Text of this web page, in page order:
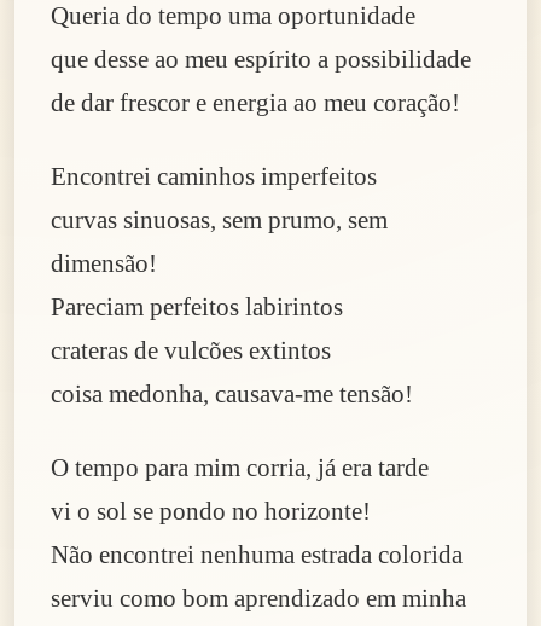
Queria do tempo uma oportunidade
que desse ao meu espírito a possibilidade
de dar frescor e energia ao meu coração!
Encontrei caminhos imperfeitos
curvas sinuosas, sem prumo, sem
dimensão!
Pareciam perfeitos labirintos
crateras de vulcões extintos
coisa medonha, causava-me tensão!
O tempo para mim corria, já era tarde
vi o sol se pondo no horizonte!
Não encontrei nenhuma estrada colorida
serviu como bom aprendizado em minha